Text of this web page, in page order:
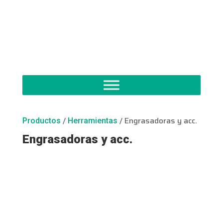
Productos / Herramientas / Engrasadoras y acc.
Engrasadoras y acc.